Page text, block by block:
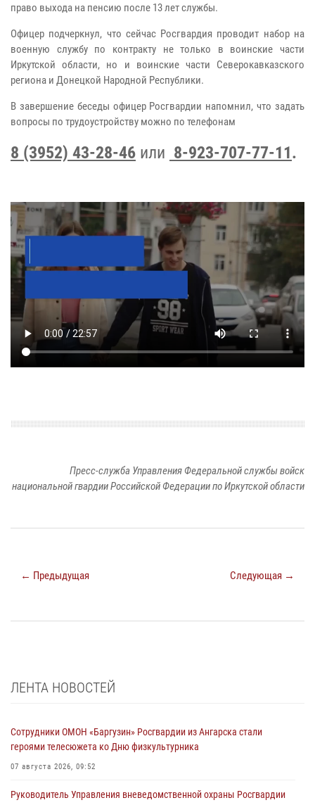
право выхода на пенсию после 13 лет службы.
Офицер подчеркнул, что сейчас Росгвардия проводит набор на
военную службу по контракту не только в воинские части
Иркутской области, но и воинские части Северокавказского
региона и Донецкой Народной Республики.
В завершение беседы офицер Росгвардии напомнил, что задать
вопросы по трудоустройству можно по телефонам
8 (3952) 43-28-46 или 8-923-707-77-11.
Пресс-служба Управления Федеральной службы войск
национальной гвардии Российской Федерации по Иркутской области
← Предыдущая Следующая →
ЛЕНТА НОВОСТЕЙ
Сотрудники ОМОН «Баргузин» Росгвардии из Ангарска стали
героями телесюжета ко Дню физкультурника
07 августа 2026, 09:52
Руководитель Управления вневедомственной охраны Росгвардии